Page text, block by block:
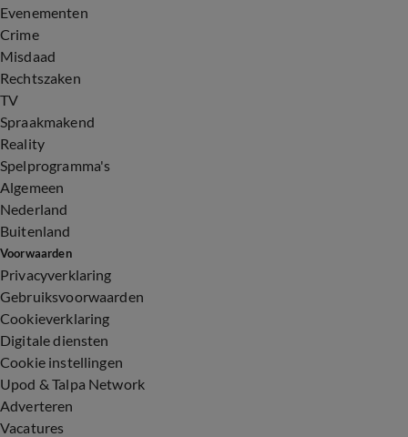
Evenementen
Crime
Misdaad
Rechtszaken
TV
Spraakmakend
Reality
Spelprogramma's
Algemeen
Nederland
Buitenland
Voorwaarden
Privacyverklaring
Gebruiksvoorwaarden
Cookieverklaring
Digitale diensten
Cookie instellingen
Upod & Talpa Network
Adverteren
Vacatures